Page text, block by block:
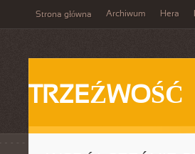
Strona główna Archiwum Hera
TRZEŹWOŚĆ